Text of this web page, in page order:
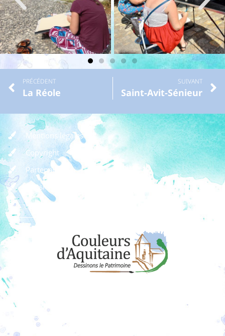
PRÉCÉDENT
La Réole
SUIVANT
Saint-Avit-Sénieur
Mentions légales
Copyright
Partenaires
Dossier de presse
Règlement des concours